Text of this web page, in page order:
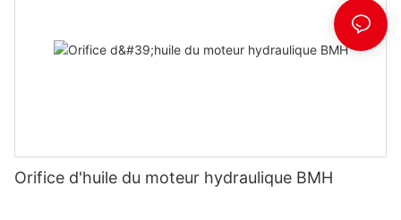
Orifice d'huile du moteur hydraulique BMH